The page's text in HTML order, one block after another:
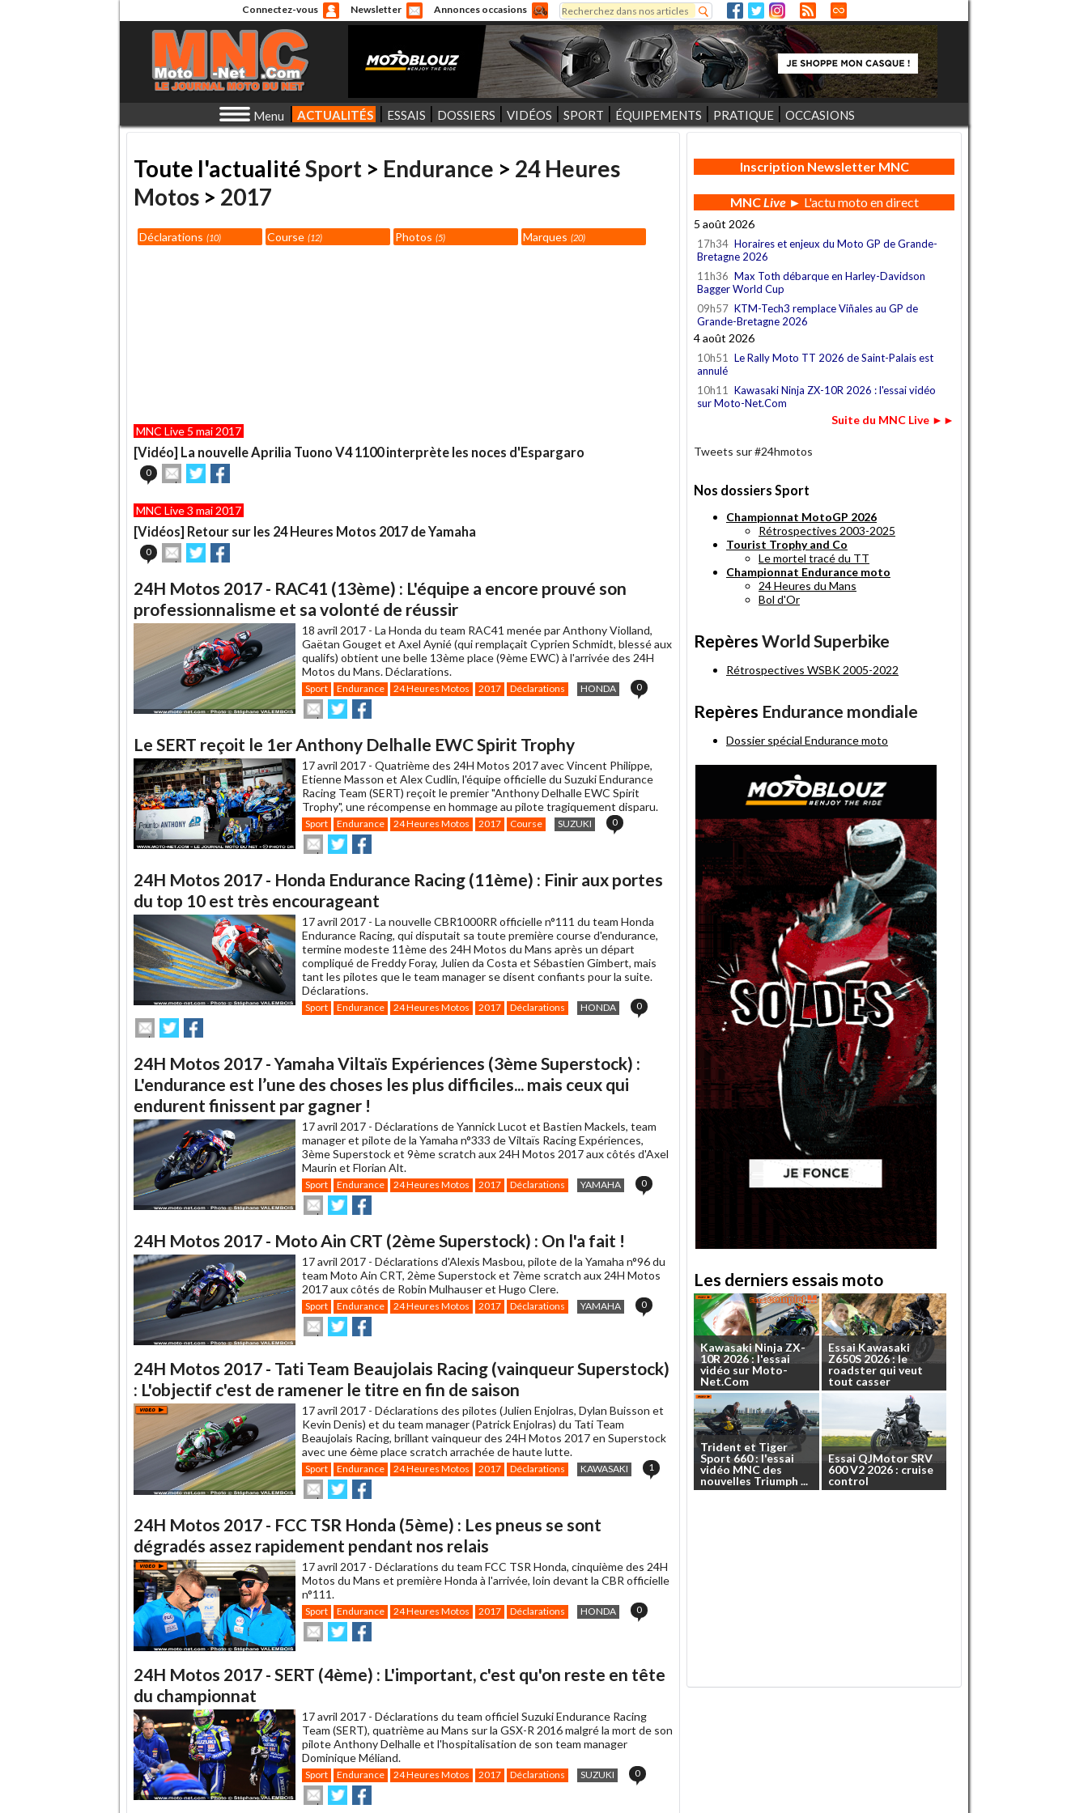
Connectez-vous Newsletter Annonces occasions
Formulaire de recherche
Rechercher
Menu ACTUALITÉS ESSAIS DOSSIERS VIDÉOS SPORT ÉQUIPEMENTS PRATIQUE OCCASIONS
Toute l'actualitéSport > Endurance > 24 Heures
Motos > 2017
Déclarations 10 Course 12 Photos 5 Marques 20
MNC Live 5 mai 2017
[Vidéo] La nouvelle Aprilia Tuono V4 1100 interprète les noces d'Espargaro
0
Envoyer
cet
à
un
ami
Partager
sur sur
MNC Live 3 mai 2017
[Vidéos] Retour sur les 24 Heures Motos 2017 de Yamaha
0
Envoyer
cet
à
un
ami
Partager
sur sur
24H Motos 2017 - RAC41 (13ème) : L'équipe a encore prouvé son
professionnalisme et sa volonté de réussir
18 avril 2017 - La Honda du team RAC41 menée par Anthony Violland,
Gaëtan Gouget et Axel Aynié (qui remplaçait Cyprien Schmidt, blessé aux
qualifs) obtient une belle 13ème place (9ème EWC) à l'arrivée des 24H
Motos du Mans. Déclarations.
Sport Endurance 24 Heures Motos 2017 Déclarations HONDA 0
Envoyer
cet
à
un
ami
Partager
sur
sur
Le SERT reçoit le 1er Anthony Delhalle EWC Spirit Trophy
17 avril 2017 - Quatrième des 24H Motos 2017 avec Vincent Philippe,
Etienne Masson et Alex Cudlin, l'équipe officielle du Suzuki Endurance
Racing Team (SERT) reçoit le premier "Anthony Delhalle EWC Spirit
Trophy", une récompense en hommage au pilote tragiquement disparu.
Sport Endurance 24 Heures Motos 2017 Course SUZUKI 0
Envoyer
cet
à
un
ami
Partager
sur
sur
24H Motos 2017 - Honda Endurance Racing (11ème) : Finir aux portes
du top 10 est très encourageant
17 avril 2017 - La nouvelle CBR1000RR officielle n°111 du team Honda
Endurance Racing, qui disputait sa toute première course d'endurance,
termine modeste 11ème des 24H Motos du Mans après un départ
compliqué de Freddy Foray, Julien da Costa et Sébastien Gimbert, mais
tant les pilotes que le team manager se disent confiants pour la suite.
Déclarations.
Sport Endurance 24 Heures Motos 2017 Déclarations HONDA 0
Envoyer
cet
à
un
ami
Partager
sur
sur
24H Motos 2017 - Yamaha Viltaïs Expériences (3ème Superstock) :
L'endurance est l’une des choses les plus difficiles... mais ceux qui
endurent finissent par gagner !
17 avril 2017 - Déclarations de Yannick Lucot et Bastien Mackels, team
manager et pilote de la Yamaha n°333 de Viltaïs Racing Expériences,
3ème Superstock et 9ème scratch aux 24H Motos 2017 aux côtés d'Axel
Maurin et Florian Alt.
Sport Endurance 24 Heures Motos 2017 Déclarations YAMAHA 0
Envoyer
cet
à
un
ami
Partager
sur
sur
24H Motos 2017 - Moto Ain CRT (2ème Superstock) : On l'a fait !
17 avril 2017 - Déclarations d'Alexis Masbou, pilote de la Yamaha n°96 du
team Moto Ain CRT, 2ème Superstock et 7ème scratch aux 24H Motos
2017 aux côtés de Robin Mulhauser et Hugo Clere.
Sport Endurance 24 Heures Motos 2017 Déclarations YAMAHA 0
Envoyer
cet
à
un
ami
Partager
sur
sur
24H Motos 2017 - Tati Team Beaujolais Racing (vainqueur Superstock)
: L'objectif c'est de ramener le titre en fin de saison
17 avril 2017 - Déclarations des pilotes (Julien Enjolras, Dylan Buisson et
Kevin Denis) et du team manager (Patrick Enjolras) du Tati Team
Beaujolais Racing, brillant vainqueur des 24H Motos 2017 en Superstock
avec une 6ème place scratch arrachée de haute lutte.
Sport Endurance 24 Heures Motos 2017 Déclarations KAWASAKI 1
Envoyer
cet
à
un
ami
Partager
sur
sur
24H Motos 2017 - FCC TSR Honda (5ème) : Les pneus se sont
dégradés assez rapidement pendant nos relais
17 avril 2017 - Déclarations du team FCC TSR Honda, cinquième des 24H
Motos du Mans et première Honda à l'arrivée, loin devant la CBR officielle
n°111.
Sport Endurance 24 Heures Motos 2017 Déclarations HONDA 0
Envoyer
cet
à
un
Partager
sur
sur
24H Motos 2017 - SERT (4ème) : L'important, c'est qu'on reste en tête
du championnat
17 avril 2017 - Déclarations du team officiel Suzuki Endurance Racing
Team (SERT), quatrième au Mans sur la GSX-R 2016 malgré la mort de son
pilote Anthony Delhalle et l'hospitalisation de son team manager
Dominique Méliand.
Sport Endurance 24 Heures Motos 2017 Déclarations SUZUKI 0
Envoyer
cet
Partager
sur
sur
Inscription Newsletter MNC
MNCLive► L'actu moto en direct
5 août 2026
17h34 Horaires et enjeux du Moto GP de Grande-
Bretagne 2026
11h36 Max Toth débarque en Harley-Davidson
Bagger World Cup
09h57 KTM-Tech3 remplace Viñales au GP de
Grande-Bretagne 2026
4 août 2026
10h51
Le Rally Moto TT 2026 de Saint-Palais est
annulé
10h11
Kawasaki Ninja ZX-10R 2026 : l'essai vidéo
sur Moto-Net.Com
Suite du MNC Live ►►
Tweets sur #24hmotos
Nos dossiers Sport
Championnat MotoGP 2026
Rétrospectives 2003-2025
Tourist Trophy and Co
Le mortel tracé du TT
Championnat Endurance moto
24 Heures du Mans
Bol d'Or
Repères World Superbike
Rétrospectives WSBK 2005-2022
Repères Endurance mondiale
Dossier spécial Endurance moto
Les derniers essais moto
KawasakiNinja ZX-
10R2026: l'essai
vidéo sur Moto-
Net.Com
EssaiKawasaki
Z650S 2026:le
roadster qui veut
tout casser
Trident etTiger
Sport660:l'essai
vidéo MNC des
nouvelles Triumph ...
Essai QJMotorSRV
600V2 2026 : cruise
control